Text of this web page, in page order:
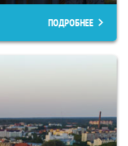
ПОДРОБНЕЕ